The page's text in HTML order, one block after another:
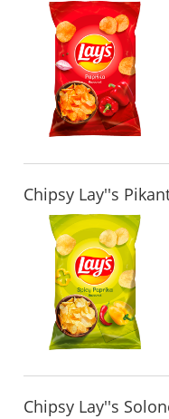
Chipsy Lay''s
Chipsy Lay''s